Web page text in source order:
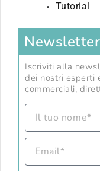
Tutorial
Newsletter
Iscriviti alla
dei nostri esperti
commerciali,